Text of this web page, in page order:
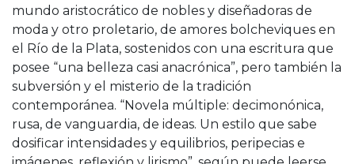
mundo aristocrático de nobles y diseñadoras de
moda y otro proletario, de amores bolcheviques en
el Río de la Plata, sostenidos con una escritura que
posee “una belleza casi anacrónica”, pero también la
subversión y el misterio de la tradición
contemporánea. “Novela múltiple: decimonónica,
rusa, de vanguardia, de ideas. Un estilo que sabe
dosificar intensidades y equilibrios, peripecias e